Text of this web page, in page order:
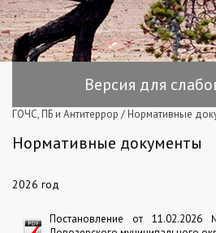
Версия для
ГОЧС, ПБ и Антитеррор / Нормативные
Нормативные документы
2026 год
Постановление от